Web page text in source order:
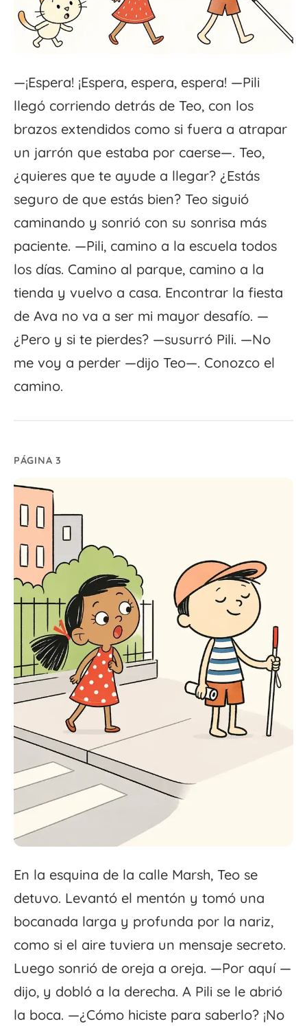
—¡Espera! ¡Espera, espera, espera! —Pili
llegó corriendo detrás de Teo, con los
brazos extendidos como si fuera a atrapar
un jarrón que estaba por caerse—. Teo,
¿quieres que te ayude a llegar? ¿Estás
seguro de que estás bien? Teo siguió
caminando y sonrió con su sonrisa más
paciente. —Pili, camino a la escuela todos
los días. Camino al parque, camino a la
tienda y vuelvo a casa. Encontrar la fiesta
de Ava no va a ser mi mayor desafío. —
¿Pero y si te pierdes? —susurró Pili. —No
me voy a perder —dijo Teo—. Conozco el
camino.
PÁGINA 3
En la esquina de la calle Marsh, Teo se
detuvo. Levantó el mentón y tomó una
bocanada larga y profunda por la nariz,
como si el aire tuviera un mensaje secreto.
Luego sonrió de oreja a oreja. —Por aquí —
dijo, y dobló a la derecha. A Pili se le abrió
la boca. —¿Cómo hiciste para saberlo? ¡No